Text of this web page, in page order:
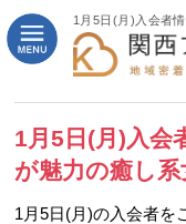
1月5日(月)入会者
1月5日(月)入会
が魅力の癒し系
1月5日(月)の入会者を